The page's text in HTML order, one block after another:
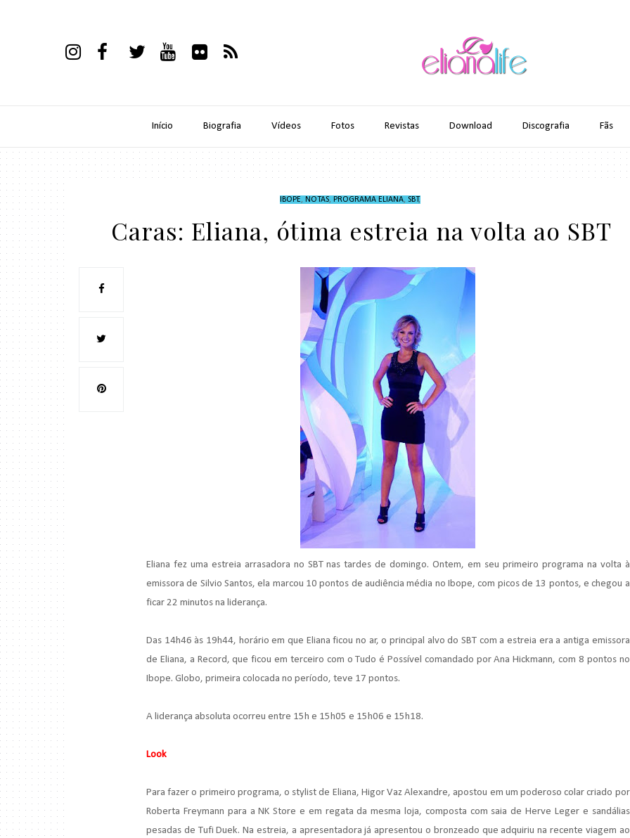
Início Biografia Vídeos Fotos Revistas Download Discografia Fãs
IBOPE, NOTAS, PROGRAMA ELIANA, SBT,
Caras: Eliana, ótima estreia na volta ao SBT
Eliana fez uma estreia arrasadora no SBT nas tardes de domingo. Ontem, em seu primeiro programa na volta à
emissora de Silvio Santos, ela marcou 10 pontos de audiência média no Ibope, com picos de 13 pontos, e chegou a
ficar 22 minutos na liderança.
Das 14h46 às 19h44, horário em que Eliana ficou no ar, o principal alvo do SBT com a estreia era a antiga emissora
de Eliana, a Record, que ficou em terceiro com o Tudo é Possível comandado por Ana Hickmann, com 8 pontos no
Ibope. Globo, primeira colocada no período, teve 17 pontos.
A liderança absoluta ocorreu entre 15h e 15h05 e 15h06 e 15h18.
Look
Para fazer o primeiro programa, o stylist de Eliana, Higor Vaz Alexandre, apostou em um poderoso colar criado por
Roberta Freymann para a NK Store e em regata da mesma loja, composta com saia de Herve Leger e sandálias
pesadas de Tufi Duek. Na estreia, a apresentadora já apresentou o bronzeado que adquiriu na recente viagem ao